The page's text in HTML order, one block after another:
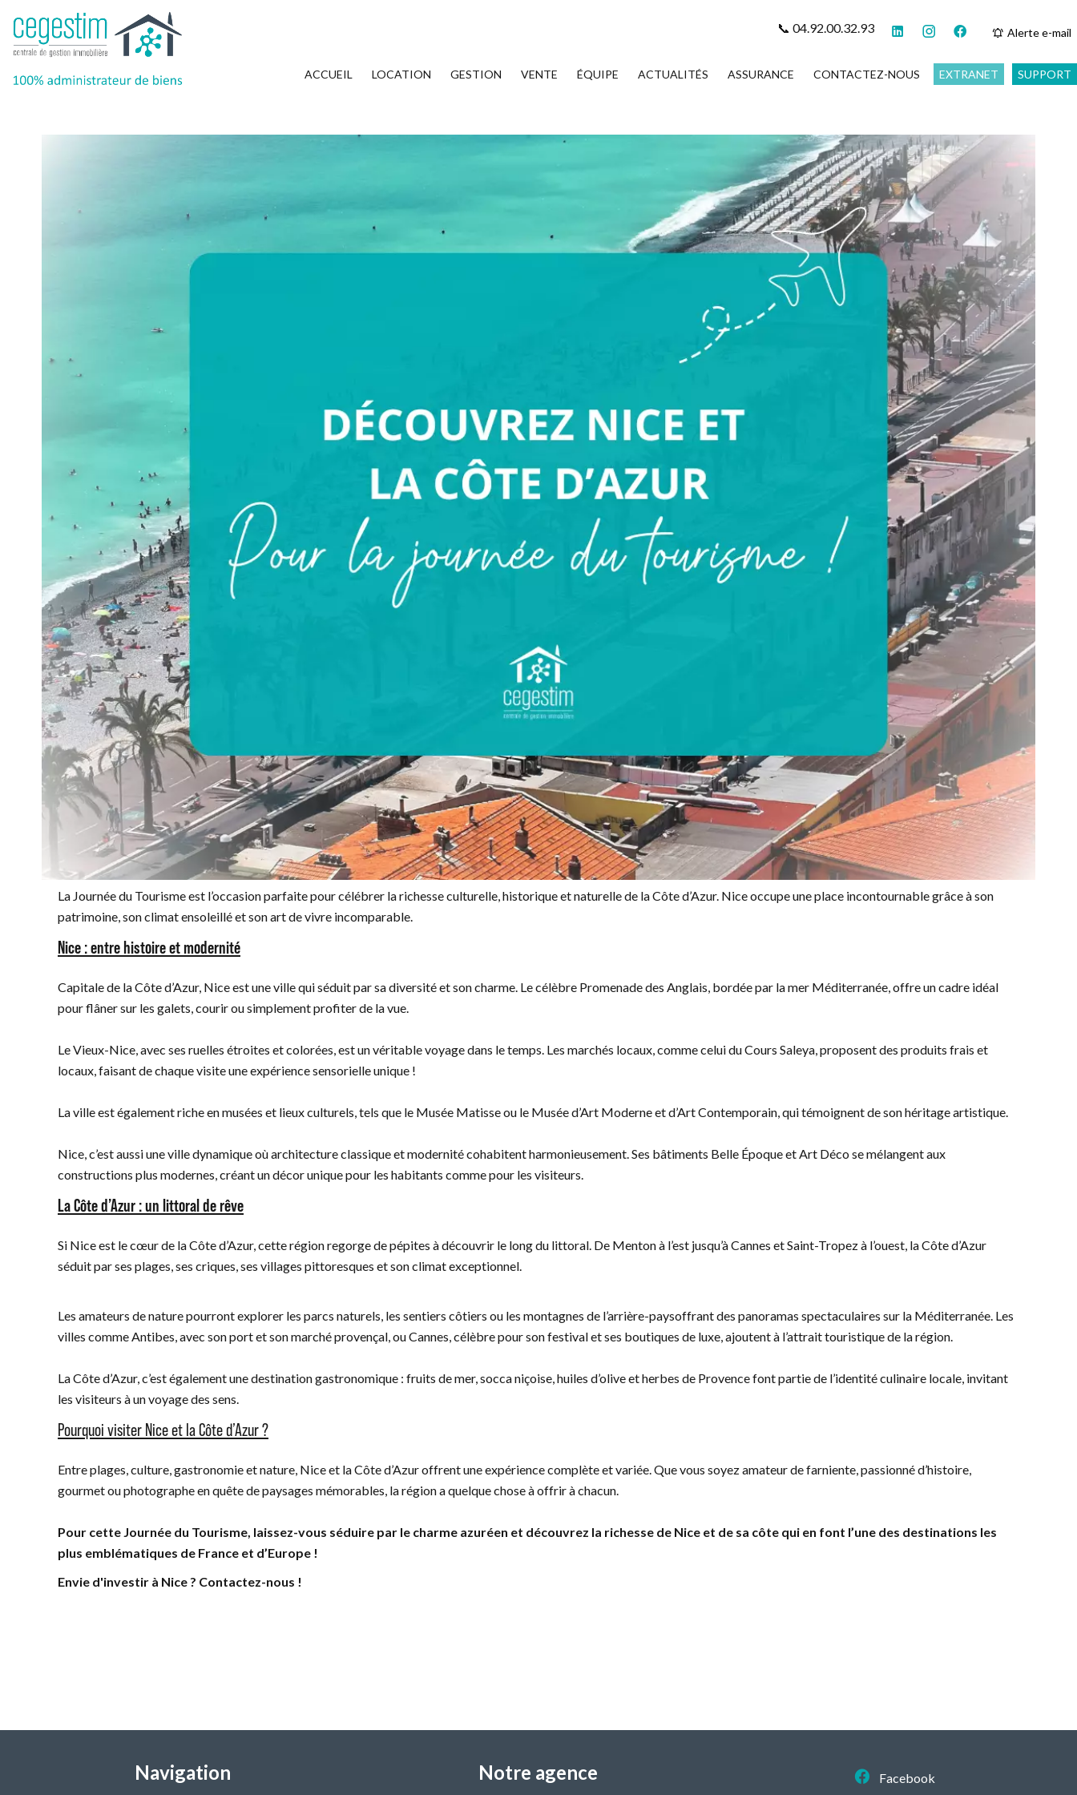
📞 04.92.00.32.93 Alerte e-mail
ACCUEIL LOCATION GESTION VENTE ÉQUIPE ACTUALITÉS ASSURANCE CONTACTEZ-NOUS EXTRANET SUPPORT
La Journée du Tourisme est l’occasion parfaite pour célébrer la richesse culturelle, historique et naturelle de la Côte d’Azur. Nice occupe une place incontournable grâce à son
patrimoine, son climat ensoleillé et son art de vivre incomparable.
Nice : entre histoire et modernité
Capitale de la Côte d’Azur, Nice est une ville qui séduit par sa diversité et son charme. Le célèbre Promenade des Anglais, bordée par la mer Méditerranée, offre un cadre idéal
pour flâner sur les galets, courir ou simplement profiter de la vue.
Le Vieux-Nice, avec ses ruelles étroites et colorées, est un véritable voyage dans le temps. Les marchés locaux, comme celui du Cours Saleya, proposent des produits frais et
locaux, faisant de chaque visite une expérience sensorielle unique !
La ville est également riche en musées et lieux culturels, tels que le Musée Matisse ou le Musée d’Art Moderne et d’Art Contemporain, qui témoignent de son héritage artistique.
Nice, c’est aussi une ville dynamique où architecture classique et modernité cohabitent harmonieusement. Ses bâtiments Belle Époque et Art Déco se mélangent aux
constructions plus modernes, créant un décor unique pour les habitants comme pour les visiteurs.
La Côte d’Azur : un littoral de rêve
Si Nice est le cœur de la Côte d’Azur, cette région regorge de pépites à découvrir le long du littoral. De Menton à l’est jusqu’à Cannes et Saint-Tropez à l’ouest, la Côte d’Azur
séduit par ses plages, ses criques, ses villages pittoresques et son climat exceptionnel.
Les amateurs de nature pourront explorer les parcs naturels, les sentiers côtiers ou les montagnes de l’arrière-paysoffrant des panoramas spectaculaires sur la Méditerranée. Les
villes comme Antibes, avec son port et son marché provençal, ou Cannes, célèbre pour son festival et ses boutiques de luxe, ajoutent à l’attrait touristique de la région.
La Côte d’Azur, c’est également une destination gastronomique : fruits de mer, socca niçoise, huiles d’olive et herbes de Provence font partie de l’identité culinaire locale, invitant
les visiteurs à un voyage des sens.
Pourquoi visiter Nice et la Côte d’Azur ?
Entre plages, culture, gastronomie et nature, Nice et la Côte d’Azur offrent une expérience complète et variée. Que vous soyez amateur de farniente, passionné d’histoire,
gourmet ou photographe en quête de paysages mémorables, la région a quelque chose à offrir à chacun.
Pour cette Journée du Tourisme, laissez-vous séduire par le charme azuréen et découvrez la richesse de Nice et de sa côte qui en font l’une des destinations les
plus emblématiques de France et d’Europe !
Envie d'investir à Nice ? Contactez-nous !
Navigation Notre agence Facebook